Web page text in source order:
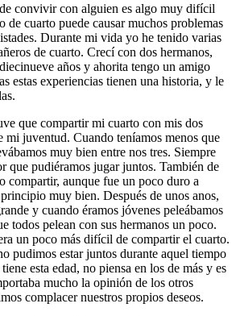
convivir con alguien es algo muy difícil
de cuarto puede causar muchos problemas
Durante mi vida yo he tenido varias
de cuarto. Crecí con dos hermanos,
años y ahorita tengo un amigo
estas experiencias tienen una historia, y le
que compartir mi cuarto con mis dos
mi juventud. Cuando teníamos menos que
muy bien entre nos tres. Siempre
que pudiéramos jugar juntos. También de
compartir, aunque fue un poco duro a
muy bien. Después de unos anos,
y cuando éramos jóvenes peleábamos
todos pelean con sus hermanos un poco.
un poco más difícil de compartir el cuarto.
pudimos estar juntos durante aquel tiempo
esta edad, no piensa en los de más y es
mucho la opinión de los otros
complacer nuestros propios deseos.